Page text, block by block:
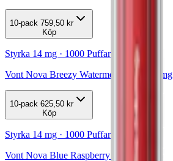
10-pack 759,50 kr
Köp
Styrka 14 mg · 1000 Puffar
Vont Nova Breezy Watermelon 1000 14mg
10-pack 625,50 kr
Köp
Styrka 14 mg · 1000 Puffar
Vont Nova Blue Raspberry 1000 14mg